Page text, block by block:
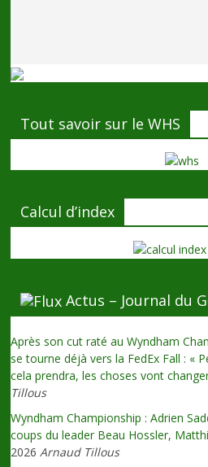
Tout savoir sur le WHS
Calcul d’index
Actus – Journal du
Après son cut raté au Wyndham
se tourne déjà vers la FedEx Fall : «
cela prendra, les choses vont
Tillous
Wyndham Championship : Adrien
coups du leader Beau Hossler,
2026 Arnaud Tillous